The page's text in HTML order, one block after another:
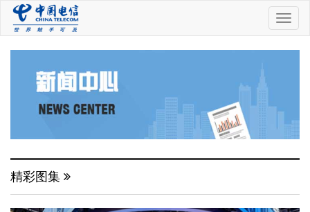
中
国
精彩图集